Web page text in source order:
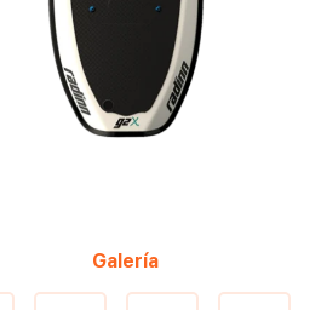
Galería